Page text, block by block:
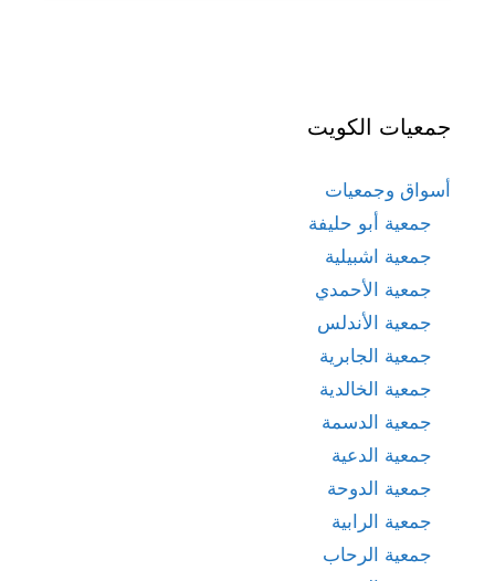
جمعيات الكويت
أسواق وجمعيات
جمعية أبو حليفة
جمعية اشبيلية
جمعية الأحمدي
جمعية الأندلس
جمعية الجابرية
جمعية الخالدية
جمعية الدسمة
جمعية الدعية
جمعية الدوحة
جمعية الرابية
جمعية الرحاب